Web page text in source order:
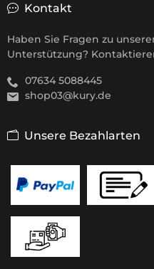
Kontakt
Haben Sie Fragen zu
Unterstützung?
07634 5088445
shop03@kury.de
Unsere Bezahlarten